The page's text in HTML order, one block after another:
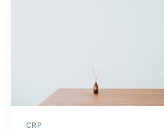
CRP